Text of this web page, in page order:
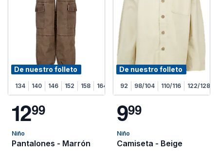
De nuestro folleto
134 140 146 152 158 164
1299
Niño
Pantalones - Marrón
De nuestro folleto
92 98/104 110/116 122/128
999
Niño
Camiseta - Beige